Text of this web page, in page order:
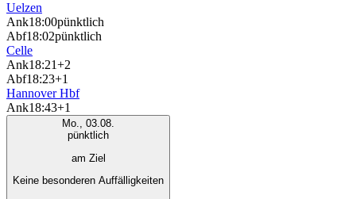
Uelzen
Ank18:00pünktlich
Abf18:02pünktlich
Celle
Ank18:21+2
Abf18:23+1
Hannover Hbf
Ank18:43+1
Mo., 03.08.
pünktlich
am Ziel
Keine besonderen Auffälligkeiten